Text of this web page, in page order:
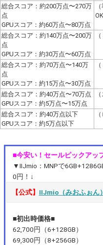
総合スコア：約200万点〜270万
点
GPUスコア：約60万点〜80万点
OK
総合スコア：約140万点〜200万
点
GPUスコア：約30万点〜60万点
総合スコア：約70万点〜140万
点
GPUスコア：約15万点〜30万点
総合スコア：約40万点〜70万点
GPUスコア：約5万点〜15万点
総合スコア：約40万点以下
GPUスコア：約5万点以下
■今安い！セールピックアッ
▼IIJmio：MNPで
0円！↓
【公式】 IIJmio（みおふぉん）
■初出時価格■
62,700円（6+128GB）
69,300円（8+256GB）